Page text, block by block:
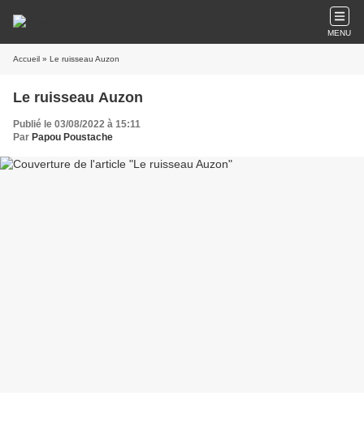
MENU
Accueil » Le ruisseau Auzon
Le ruisseau Auzon
Publié le 03/08/2022 à 15:11
Par Papou Poustache